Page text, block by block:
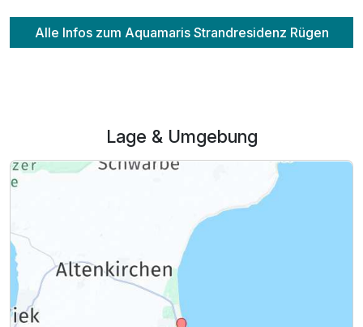
Alle Infos zum Aquamaris Strandresidenz Rügen
Lage & Umgebung